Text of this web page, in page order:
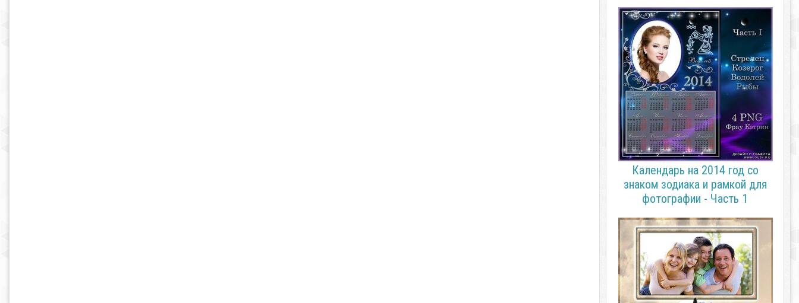
Календарь на 2014 год со
знаком зодиака и рамкой для
фотографии - Часть 1